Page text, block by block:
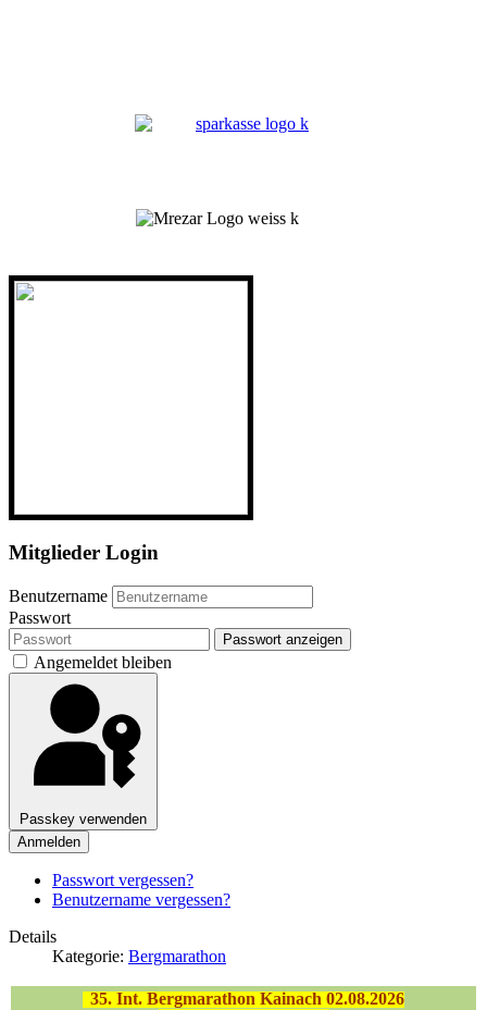
Mitglieder Login
Benutzername
Passwort
Passwort anzeigen
Angemeldet bleiben
Passkey verwenden
Anmelden
Passwort vergessen?
Benutzername vergessen?
Details
Kategorie: Bergmarathon
35. Int. Bergmarathon Kainach 02.08.2026